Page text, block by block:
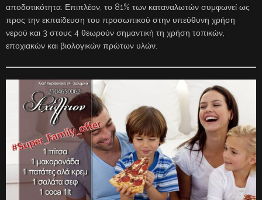
αποδοτικότητα. Επιπλέον, το 81% των καταναλωτών συμφωνεί ως
προς την εκπαίδευση του προσωπικού στην υπεύθυνη χρήση
νερού και 3 στους 4 θεωρούν σημαντική τη χρήση τοπικών,
εποχιακών και βιολογικών πρώτων υλών.